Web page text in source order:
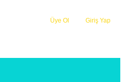
Üye Ol Giriş Yap